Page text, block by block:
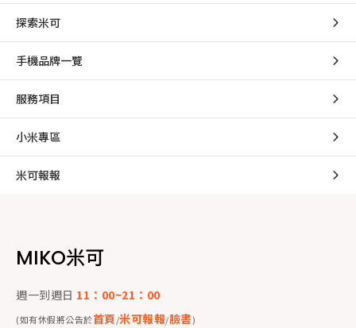
探索米可
手機品牌一覽
服務項目
小米專區
米可報報
MIKO米可
週一到週日 11：00~21：00
(如有休假將公告於首頁/米可報報/臉書)